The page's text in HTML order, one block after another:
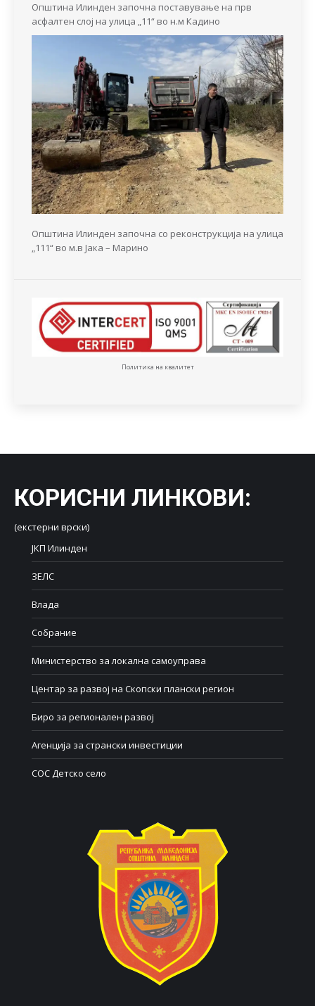
Општина Илинден започна поставување на прв
асфалтен слој на улица „11“ во н.м Кадино
Општина Илинден започна со реконструкција на улица
„111“ во м.в Јака – Марино
Политика на квалитет
КОРИСНИ ЛИНКОВИ:
(екстерни врски)
ЈКП Илинден
ЗЕЛС
Влада
Собрание
Министерство за локална самоуправа
Центар за развој на Скопски плански регион
Биро за регионален развој
Агенција за странски инвестиции
СОС Детско село